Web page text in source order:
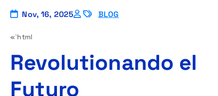
Nov, 16, 2025 BLOG
«`html
Revolutionando el
Futuro